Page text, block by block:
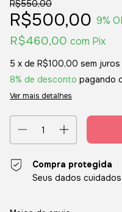
R$550,00
R$500,00 9%
R$460,00 com Pix
5 x de R$100,00 sem juros
8% de desconto pagando
Ver mais detalhes
Compra protegida
Seus dados
Entregas para o CEP: